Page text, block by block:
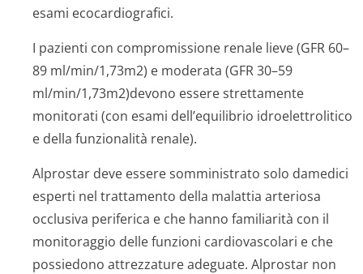
esami ecocardiografici.
I pazienti con compromissione renale lieve (GFR 60–
89 ml/min/1,73m2) e moderata (GFR 30–59
ml/min/1,73m2­)devono essere strettamente
monitorati (con esami dell’equilibrio idroelettrolitico
e della funzionalità renale).
Alprostar deve essere somministrato solo damedici
esperti nel trattamento della malattia arteriosa
occlusiva periferica e che hanno familiarità con il
monitoraggio delle funzioni cardiovascolari e che
possiedono attrezzature adeguate. Alprostar non